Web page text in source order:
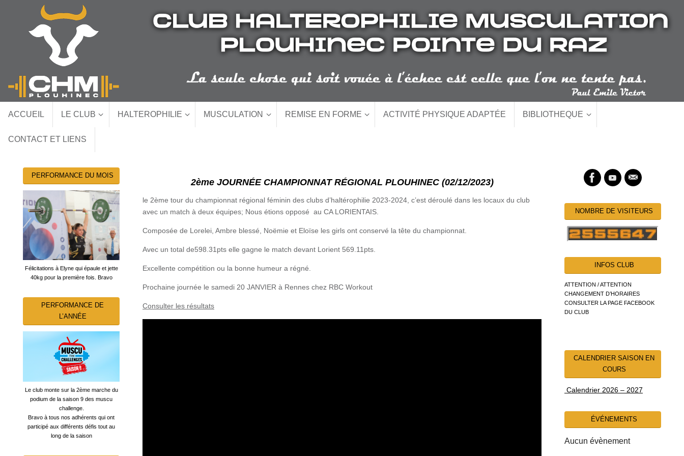
ACCUEIL LE CLUB HALTEROPHILIE MUSCULATION REMISE EN FORME ACTIVITÉ PHYSIQUE ADAPTÉE BIBLIOTHEQUE
CONTACT ET LIENS
2ème JOURNÉE CHAMPIONNAT RÉGIONAL PLOUHINEC (02/12/2023)
le 2ème tour du championnat régional féminin des clubs d’haltérophilie 2023-2024, c’est déroulé dans les locaux du club
avec un match à deux équipes; Nous étions opposé au CA LORIENTAIS.
Composée de Lorelei, Ambre blessé, Noëmie et Eloïse les girls ont conservé la tête du championnat.
Avec un total de598.31pts elle gagne le match devant Lorient 569.11pts.
Excellente compétition ou la bonne humeur a régné.
Prochaine journée le samedi 20 JANVIER à Rennes chez RBC Workout
Consulter les résultats
PERFORMANCE DU MOIS
Félicitations à Elyne qui épaule et jette
40kg pour la première fois. Bravo
PERFORMANCE DE
L’ANNÉE
Le club monte sur la 2ème marche du
podium de la saison 9 des muscu
challenge.
Bravo à tous nos adhérents qui ont
participé aux différents défis tout au
long de la saison
NOMBRE DE VISITEURS
INFOS CLUB
ATTENTION / ATTENTION
CHANGEMENT D’HORAIRES
CONSULTER LA PAGE FACEBOOK
DU CLUB
CALENDRIER SAISON EN
COURS
Calendrier 2026 – 2027
ÉVÉNEMENTS
Aucun évènement